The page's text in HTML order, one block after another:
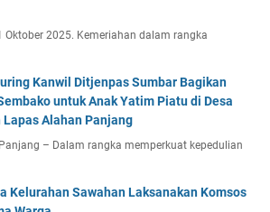
Oktober 2025. Kemeriahan dalam rangka
Kanwil Ditjenpas Sumbar Bagikan
untuk Anak Yatim Piatu di Desa
Lapas Alahan Panjang
– Dalam rangka memperkuat kepedulian
Kelurahan Sawahan Laksanakan Komsos